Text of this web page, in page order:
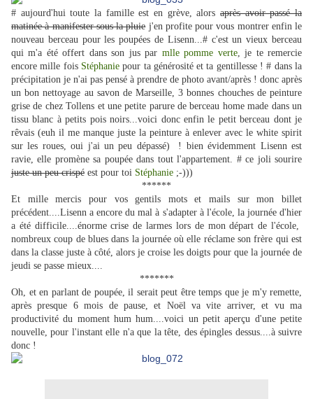
# aujourd'hui toute la famille est en grève, alors après avoir passé la
matinée à manifester sous la pluiej'en profite pour vous montrer enfin le
nouveau berceau pour les poupées de Lisenn...# c'est un vieux berceau
qui m'a été offert dans son jus par mlle pomme verte, je te remercie
encore mille fois Stéphaniepour ta générosité et ta gentillesse ! # dans la
précipitation je n'ai pas pensé à prendre de photo avant/après ! donc après
un bon nettoyage au savon de Marseille, 3 bonnes chouches de peinture
grise de chez Tollens et une petite parure de berceau home made dans un
tissu blanc à petits pois noirs...voici donc enfin le petit berceau dont je
rêvais (euh il me manque juste la peinture à enlever avec le white spirit
sur les roues, oui j'ai un peu dépassé) ! bien évidemment Lisenn est
ravie, elle promène sa poupée dans tout l'appartement. # ce joli sourire
juste un peu crispé est pour toi Stéphanie ;-)))
******
Et mille mercis pour vos gentils mots et mails sur mon billet
précédent....Lisenn a encore du mal à s'adapter à l'école, la journée d'hier
a été difficile....énorme crise de larmes lors de mon départ de l'école,
nombreux coup de blues dans la journée où elle réclame son frère qui est
dans la classe juste à côté, alors je croise les doigts pour que la journée de
jeudi se passe mieux....
*******
Oh, et en parlant de poupée, il serait peut être temps que je m'y remette,
après presque 6 mois de pause, et Noël va vite arriver, et vu ma
productivité du moment hum hum....voici un petit aperçu d'une petite
nouvelle, pour l'instant elle n'a que la tête, des épingles dessus....à suivre
donc !